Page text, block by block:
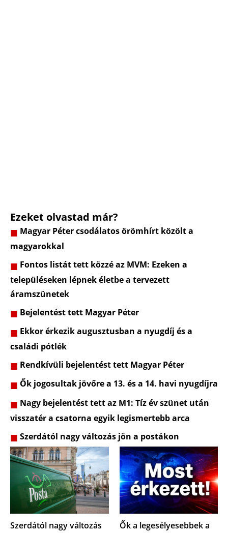
Ezeket olvastad már?
Magyar Péter csodálatos örömhírt közölt a
magyarokkal
Fontos listát tett közzé az MVM: Ezeken a
településeken lépnek életbe a tervezett
áramszünetek
Bejelentést tett Magyar Péter
Ekkor érkezik augusztusban a nyugdíj és a
családi pótlék
Rendkívüli bejelentést tett Magyar Péter
Ők jogosultak jövőre a 13. és a 14. havi nyugdíjra
Nagy bejelentést tett az M1: Tíz év szünet után
visszatér a csatorna egyik legismertebb arca
Szerdától nagy változás jön a postákon
Szerdától nagy változás
Ők a legesélyesebbek a